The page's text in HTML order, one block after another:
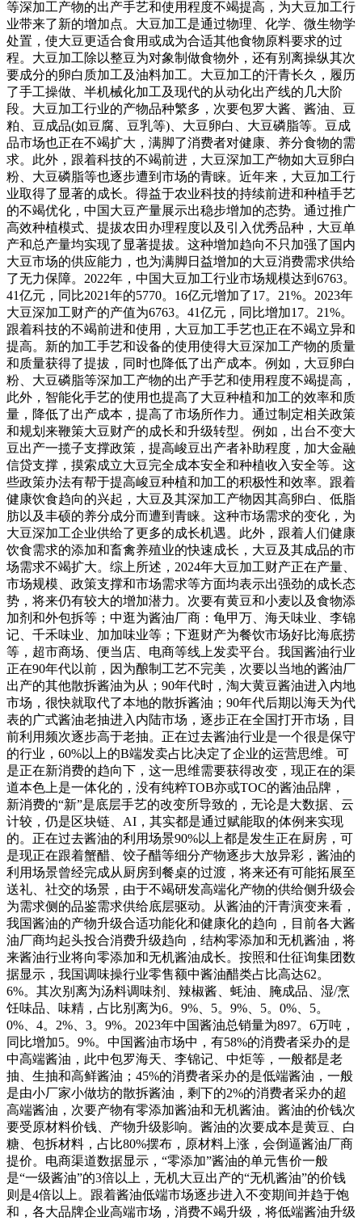
等深加工产物的出产手艺和使用程度不竭提高，为大豆加工行
业带来了新的增加点。大豆加工是通过物理、化学、微生物学
处置，使大豆更适合食用或成为合适其他食物原料要求的过
程。大豆加工除以整豆为对象制做食物外，还有别离操纵其次
要成分的卵白质加工及油料加工。大豆加工的汗青长久，履历
了手工操做、半机械化加工及现代的从动化出产线的几大阶
段。大豆加工行业的产物品种繁多，次要包罗大酱、酱油、豆
粕、豆成品(如豆腐、豆乳等)、大豆卵白、大豆磷脂等。豆成
品市场也正在不竭扩大，满脚了消费者对健康、养分食物的需
求。此外，跟着科技的不竭前进，大豆深加工产物如大豆卵白
粉、大豆磷脂等也逐步遭到市场的青睐。近年来，大豆加工行
业取得了显著的成长。得益于农业科技的持续前进和种植手艺
的不竭优化，中国大豆产量展示出稳步增加的态势。通过推广
高效种植模式、提拔农田办理程度以及引入优秀品种，大豆单
产和总产量均实现了显著提拔。这种增加趋向不只加强了国内
大豆市场的供应能力，也为满脚日益增加的大豆消费需求供给
了无力保障。2022年，中国大豆加工行业市场规模达到6763。
41亿元，同比2021年的5770。16亿元增加了17。21%。2023年
大豆深加工财产的产值为6763。41亿元，同比增加17。21%。
跟着科技的不竭前进和使用，大豆加工手艺也正在不竭立异和
提高。新的加工手艺和设备的使用使得大豆深加工产物的质量
和质量获得了提拔，同时也降低了出产成本。例如，大豆卵白
粉、大豆磷脂等深加工产物的出产手艺和使用程度不竭提高，
此外，智能化手艺的使用也提高了大豆种植和加工的效率和质
量，降低了出产成本，提高了市场所作力。通过制定相关政策
和规划来鞭策大豆财产的成长和升级转型。例如，出台不变大
豆出产一揽子支撑政策，提高峻豆出产者补助程度，加大金融
信贷支撑，摸索成立大豆完全成本安全和种植收入安全等。这
些政策办法有帮于提高峻豆种植和加工的积极性和效率。跟着
健康饮食趋向的兴起，大豆及其深加工产物因其高卵白、低脂
肪以及丰硕的养分成分而遭到青睐。这种市场需求的变化，为
大豆深加工企业供给了更多的成长机遇。此外，跟着人们健康
饮食需求的添加和畜禽养殖业的快速成长，大豆及其成品的市
场需求不竭扩大。综上所述，2024年大豆加工财产正在产量、
市场规模、政策支撑和市场需求等方面均表示出强劲的成长态
势，将来仍有较大的增加潜力。次要有黄豆和小麦以及食物添
加剂和外包拆等；中逛为酱油厂商：龟甲万、海天味业、李锦
记、千禾味业、加加味业等；下逛财产为餐饮市场好比海底捞
等，超市商场、便当店、电商等线上发卖平台。我国酱油行业
正在90年代以前，因为酿制工艺不完美，次要以当地的酱油厂
出产的其他散拆酱油为从；90年代时，淘大黄豆酱油进入内地
市场，很快就取代了本地的散拆酱油；90年代后期以海天为代
表的广式酱油老抽进入内陆市场，逐步正在全国打开市场，目
前利用频次逐步高于老抽。正在过去酱油行业是一个很是保守
的行业，60%以上的B端发卖占比决定了企业的运营思维。可
是正在新消费的趋向下，这一思维需要获得改变，现正在的渠
道本色上是一体化的，没有纯粹TOB亦或TOC的酱油品牌，
新消费的“新”是底层手艺的改变所导致的，无论是大数据、云
计较，仍是区块链、AI，其实都是通过赋能取的体例来实现
的。正在过去酱油的利用场景90%以上都是发生正在厨房，可
是现正在跟着蟹醋、饺子醋等细分产物逐步大放异彩，酱油的
利用场景曾经完成从厨房到餐桌的过渡，将来还有可能拓展至
送礼、社交的场景，由于不竭研发高端化产物的供给侧升级会
为需求侧的品鉴需求供给底层驱动。从酱油的汗青演变来看，
我国酱油的产物升级合适功能化和健康化的趋向，目前各大酱
油厂商均起头投合消费升级趋向，结构零添加和无机酱油，将
来酱油行业将向零添加和无机酱油成长。按照和仕征询集团数
据显示，我国调味操行业零售额中酱油醋类占比高达62。
6%。其次别离为汤料调味剂、辣椒酱、蚝油、腌成品、湿/烹
饪味品、味精，占比别离为6。9%、5。9%、5。0%、5。
0%、4。2%、3。9%。2023年中国酱油总销量为897。6万吨，
同比增加5。9%。中国酱油市场中，有58%的消费者采办的是
中高端酱油，此中包罗海天、李锦记、中炬等，一般都是老
抽、生抽和高鲜酱油；45%的消费者采办的是低端酱油，一般
是由小厂家小做坊的散拆酱油，剩下的2%的消费者采办的超
高端酱油，次要产物有零添加酱油和无机酱油。酱油的价钱次
要受原材料价钱、产物升级影响。酱油的次要成本是黄豆、白
糖、包拆材料，占比80%摆布，原材料上涨，会倒逼酱油厂商
提价。电商渠道数据显示，“零添加”酱油的单元售价一般
是“一级酱油”的3倍以上，无机大豆出产的“无机酱油”的价钱
则是4倍以上。跟着酱油低端市场逐步进入不变期间并趋于饱
和，各大品牌企业高端市场，消费不竭升级，将低端酱油升级